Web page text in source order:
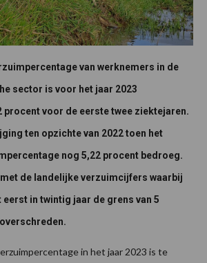
van werknemers in de
sector is voor het jaar 2023
procentvoor de eerste twee ziektejaren.
ten opzichte van 2022 toen het
nog 5,22 procent bedroeg.
de landelijke verzuimcijfers waarbij
eerst in twintig jaar de grens van 5
in het jaar 2023 is te